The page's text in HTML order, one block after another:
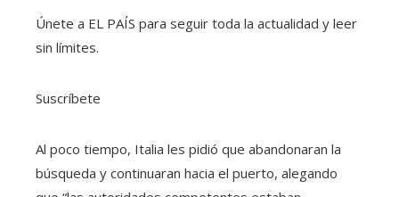
Únete a EL PAÍS para seguir toda la actualidad y leer
sin límites.
Suscríbete
Al poco tiempo, Italia les pidió que abandonaran la
búsqueda y continuaran hacia el puerto, alegando